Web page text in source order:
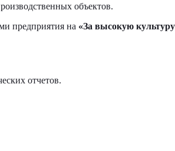
объектов.
предприятия на «За высокую
отчетов.